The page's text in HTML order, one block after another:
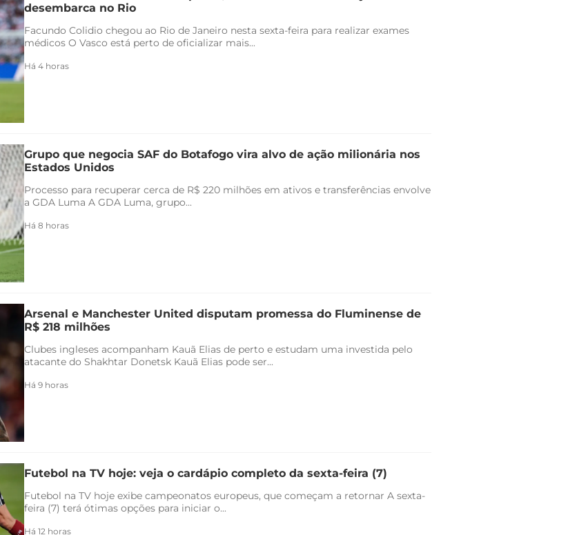
desembarca no Rio
Facundo Colidio chegou ao Rio de Janeiro nesta sexta-feira para realizar exames
médicos O Vasco está perto de oficializar mais...
Há 4 horas
Grupo que negocia SAF do Botafogo vira alvo de ação milionária nos
Estados Unidos
Processo para recuperar cerca de R$ 220 milhões em ativos e transferências envolve
a GDA Luma A GDA Luma, grupo...
Há 8 horas
Arsenal e Manchester United disputam promessa do Fluminense de
R$ 218 milhões
Clubes ingleses acompanham Kauã Elias de perto e estudam uma investida pelo
atacante do Shakhtar Donetsk Kauã Elias pode ser...
Há 9 horas
Futebol na TV hoje: veja o cardápio completo da sexta-feira (7)
Futebol na TV hoje exibe campeonatos europeus, que começam a retornar A sexta-
feira (7) terá ótimas opções para iniciar o...
Há 12 horas